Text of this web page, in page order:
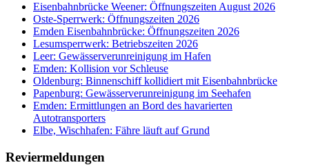
Eisenbahnbrücke Weener: Öffnungszeiten August 2026
Oste-Sperrwerk: Öffnungszeiten 2026
Emden Eisenbahnbrücke: Öffnungszeiten 2026
Lesumsperrwerk: Betriebszeiten 2026
Leer: Gewässerverunreinigung im Hafen
Emden: Kollision vor Schleuse
Oldenburg: Binnenschiff kollidiert mit Eisenbahnbrücke
Papenburg: Gewässerverunreinigung im Seehafen
Emden: Ermittlungen an Bord des havarierten
Autotransporters
Elbe, Wischhafen: Fähre läuft auf Grund
Reviermeldungen